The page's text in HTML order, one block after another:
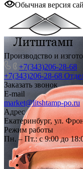
Обычная версия
Производство и
+7(343)206-28-68
+7(343)206-28-68
Заказать звонок
E-mail
market@litshtamp-po.ru
Адрес
Екатеринбург, ул.
Режим работы
Пн. – Пт.: с 9:00 до